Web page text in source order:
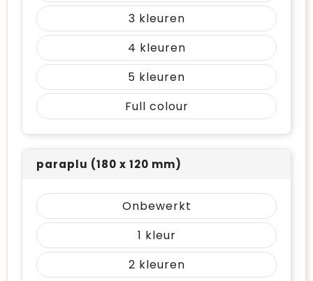
3
4
5
Full colour
paraplu (180 x 120 mm)
Onbewerkt
1
2